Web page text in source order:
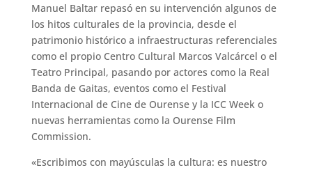
Manuel Baltar repasó en su intervención algunos de
los hitos culturales de la provincia, desde el
patrimonio histórico a infraestructuras referenciales
como el propio Centro Cultural Marcos Valcárcel o el
Teatro Principal, pasando por actores como la Real
Banda de Gaitas, eventos como el Festival
Internacional de Cine de Ourense y la ICC Week o
nuevas herramientas como la Ourense Film
Commission.
«Escribimos con mayúsculas la cultura: es nuestro